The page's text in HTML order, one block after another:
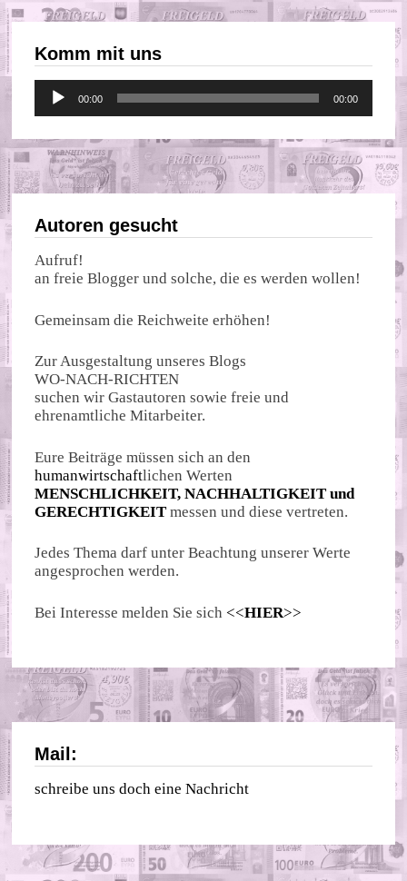
Komm mit uns
Audio-
Player
00:00 00:00
Autoren gesucht
Aufruf!
an freie Blogger und solche, die es werden wollen!
Gemeinsam die Reichweite erhöhen!
Zur Ausgestaltung unseres Blogs
WO-NACH-RICHTEN
suchen wir Gastautoren sowie freie und
ehrenamtliche Mitarbeiter.
Eure Beiträge müssen sich an den
humanwirtschaftlichen Werten
MENSCHLICHKEIT, NACHHALTIGKEIT und
GERECHTIGKEIT messen und diese vertreten.
Jedes Thema darf unter Beachtung unserer Werte
angesprochen werden.
Bei Interesse melden Sie sich <<HIER>>
Mail:
schreibe uns doch eine Nachricht